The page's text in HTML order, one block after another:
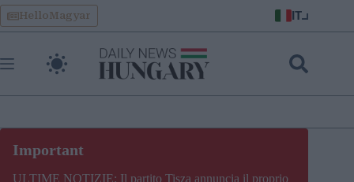
Skip
to
content
HelloMagyar IT
ULTIME NOTIZIE: Il partito Tisza annuncia il proprio